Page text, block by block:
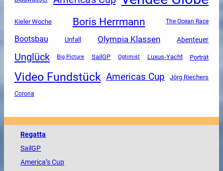
Kieler Woche Boris Herrmann The Ocean Race
Bootsbau Unfall Olympia Klassen Abenteuer
Unglück Big Picture SailGP Optimist Luxus-Yacht Porträt
Video Fundstück Americas Cup Jörg Riechers
Corona
Regatta
SailGP
America’s Cup